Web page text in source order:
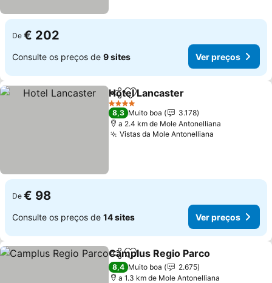
De € 202
Consulte os preços de 9 sites Ver preços
PartilharAdicionar aos favoritos
Hotel Lancaster
4 Estrelas
8,3 Muito boa
3.178
a 2.4 km de Mole Antonelliana
Vistas da Mole Antonelliana
De € 98
Consulte os preços de 14 sites Ver preços
PartilharAdicionar aos favoritos
Camplus Regio Parco
8,4 Muito boa
2.675
a 1.3 km de Mole Antonelliana